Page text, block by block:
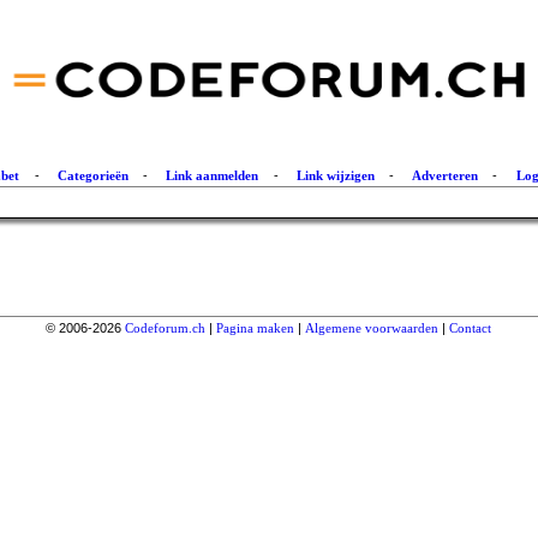
- Categorieën - Link aanmelden - Link wijzigen - Adverteren -
© 2006-2026Codeforum.ch |Pagina maken | Algemene voorwaarden |Contact